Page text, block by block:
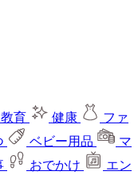
教育 健康
ファ
ベビー用品
マ
おでかけ
エン